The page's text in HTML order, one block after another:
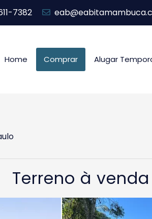
7382
Home Comprar Alugar
Terreno à